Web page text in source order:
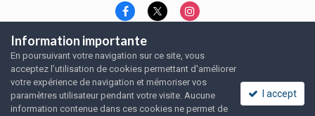
Langue Thème
Politique de confidentialité
Nous contacter
Nous contacter
SRFA, l'association des amoureux du rat domestique
Powered by Invision Community
Information importante
En poursuivant votre navigation sur ce site, vous
acceptez l’utilisation de cookies permettant d'améliorer
votre expérience de navigation et mémoriser vos
paramètres utilisateur pendant votre visite. Aucune
information contenue dans ces cookies ne permet de
I accept